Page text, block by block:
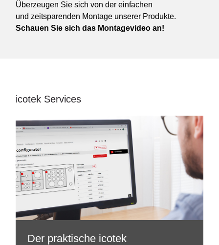
Überzeugen Sie sich von der einfachen
und zeitsparenden Montage unserer Produkte.
Schauen Sie sich das Montagevideo an!
icotek Services
Der praktische icotek